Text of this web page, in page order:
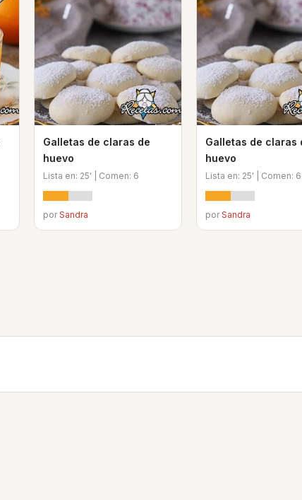
Galletas de claras de
huevo
Lista en: 25' | Comen: 6
porSandra
Galletas de claras
huevo
Lista en: 25' | Comen: 6
porSandra